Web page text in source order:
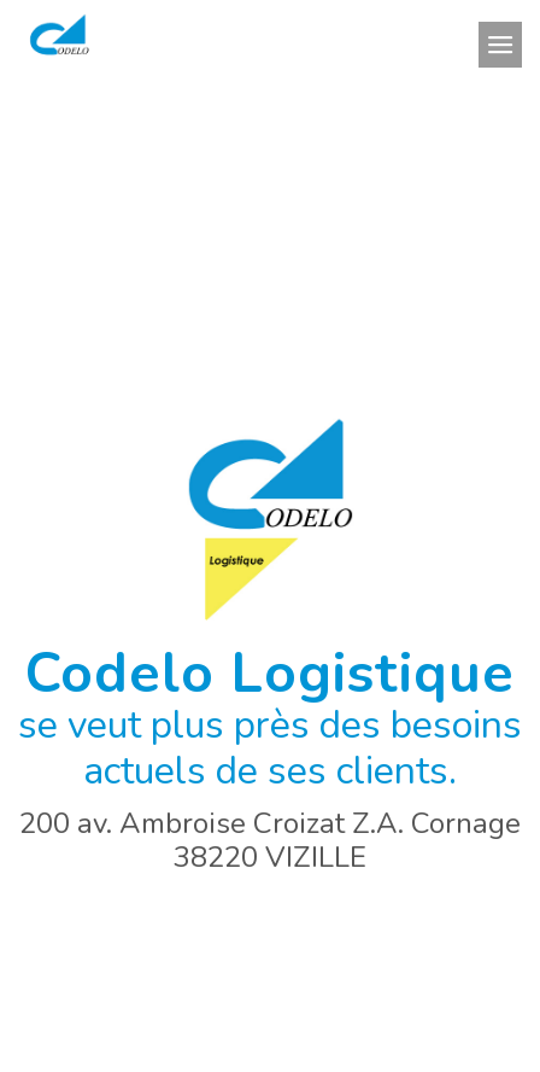
Codelo Logistique
se veut plus près des besoins
actuels de ses clients.
200 av. Ambroise Croizat Z.A. Cornage
38220 VIZILLE